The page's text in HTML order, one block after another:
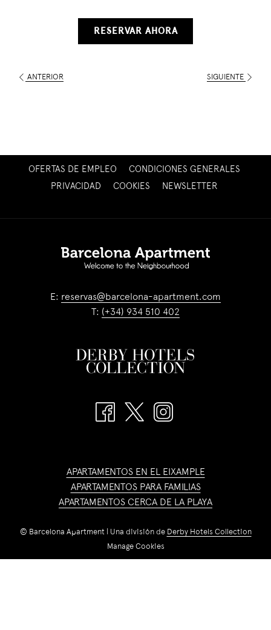
RESERVAR AHORA
ANTERIOR SIGUIENTE
OFERTAS DE EMPLEOABRE
EN
CONDICIONES GENERALES
PRIVACIDAD
COOKIES NEWSLETTER
E: reservas@barcelona-apartment.com
T: (+34) 934 510 402
APARTAMENTOS EN EL EIXAMPLE
APARTAMENTOS PARA FAMILIAS
APARTAMENTOS CERCA DE LA PLAYA
© Barcelona Apartment | Una división de Derby Hotels Collection
Manage Cookies